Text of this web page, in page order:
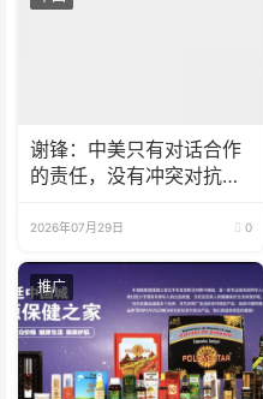
谢锋：中美只有对话合作
的责任，没有冲突对抗的
2026年07月29日 0
推广